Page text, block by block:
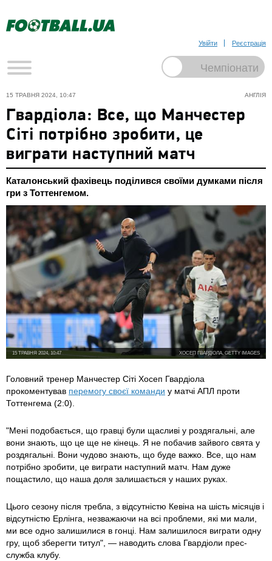
Увійти Реєстрація
АНГЛІЯ
15 ТРАВНЯ 2024, 10:47
Гвардіола: Все, що Манчестер
Сіті потрібно зробити, це
виграти наступний матч
Каталонський фахівець поділився своїми думками після
гри з Тоттенгемом.
ХОСЕП ГВАРДІОЛА, GETTY IMAGES
15 ТРАВНЯ 2024, 10:47
Головний тренер Манчестер Сіті Хосеп Гвардіола
прокоментував перемогу своєї команди у матчі АПЛ проти
Тоттенгема (2:0).
"Мені подобається, що гравці були щасливі у роздягальні, але
вони знають, що це ще не кінець. Я не побачив зайвого свята у
роздягальні. Вони чудово знають, що буде важко. Все, що нам
потрібно зробити, це виграти наступний матч. Нам дуже
пощастило, що наша доля залишається у наших руках.
Цього сезону після требла, з відсутністю Кевіна на шість місяців і
відсутністю Ерлінга, незважаючи на всі проблеми, які ми мали,
ми все одно залишилися в гонці. Нам залишилося виграти одну
гру, щоб зберегти титул", — наводить слова Гвардіоли прес-
служба клубу.